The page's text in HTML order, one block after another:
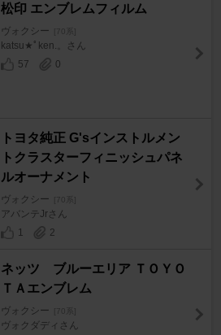
松印 エンブレムフィルム
ヴォクシー [70系]
katsu★ﾟken.。さん
57
0
トヨタ純正 G'sインストルメン
トクラスターフィニッシュパネ
ルオーナメント
ヴォクシー [70系]
アバンテJrさん
1
2
ネッツ ブルーエリア ＴＯＹＯ
ＴＡエンブレム
ヴォクシー [70系]
ヴォクダディさん